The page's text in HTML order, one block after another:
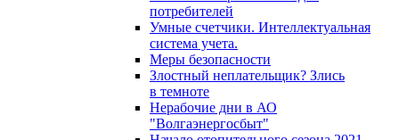
потребителей
Умные счетчики. Интеллектуальная
система учета.
Меры безопасности
Злостный неплательщик? Злись
в темноте
Нерабочие дни в АО
"Волгаэнергосбыт"